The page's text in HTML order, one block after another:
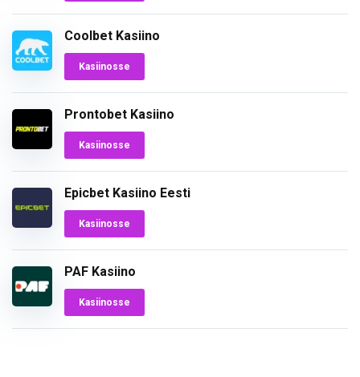
Coolbet Kasiino
Kasiinosse
Prontobet Kasiino
Kasiinosse
Epicbet Kasiino Eesti
Kasiinosse
PAF Kasiino
Kasiinosse